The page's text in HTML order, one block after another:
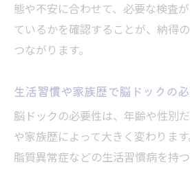
態や不安に合わせて、必要な検査
ているかを確認することが、納得
つながります。
生活習慣や家族歴で脳ドックの
脳ドックの必要性は、年齢や性別
や家族歴によって大きく変わります
脂質異常症などの生活習慣病を持